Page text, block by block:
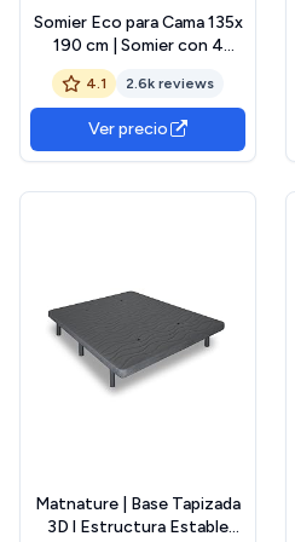
Somier Eco para Cama 135x
190 cm | Somier con 4
Patas | Láminas Madera de
Chopo de 9 cm y
Estructura de Tubos de
Acero | Útil para Camas
Nido o Camas Individuales
4.1 2.6k reviews
Ver precio
Matnature | Base Tapizada
3D l Estructura Estable